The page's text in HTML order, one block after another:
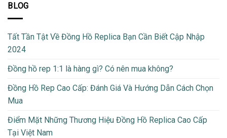
BLOG
Tất Tần Tật Về Đồng Hồ Replica Bạn Cần Biết Cập Nhập
2024
Đồng hồ rep 1:1 là hàng gì? Có nên mua không?
Đồng Hồ Rep Cao Cấp: Đánh Giá Và Hướng Dẫn Cách Chọn
Mua
Điểm Mặt Những Thương Hiệu Đồng Hồ Replica Cao Cấp
Tại Việt Nam